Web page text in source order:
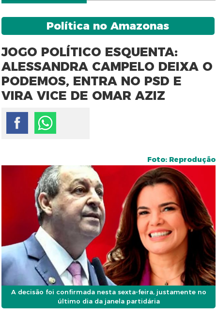
Política no Amazonas
JOGO POLÍTICO ESQUENTA:
ALESSANDRA CAMPELO DEIXA O
PODEMOS, ENTRA NO PSD E
VIRA VICE DE OMAR AZIZ
Foto: Reprodução
A decisão foi confirmada nesta sexta-feira, justamente no
último dia da janela partidária